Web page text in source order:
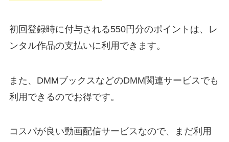
初回登録時に付与される550円分のポイントは、レ
ンタル作品の支払いに利用できます。
また、DMMブックスなどのDMM関連サービスでも
利用できるのでお得です。
コスパが良い動画配信サービスなので、まだ利用